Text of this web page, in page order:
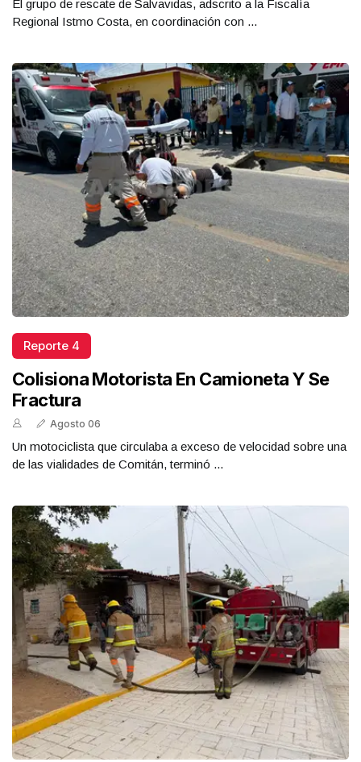
El grupo de rescate de Salvavidas, adscrito a la Fiscalía
Regional Istmo Costa, en coordinación con ...
Reporte 4
Colisiona Motorista En Camioneta Y Se
Fractura
Agosto 06
Un motociclista que circulaba a exceso de velocidad sobre una
de las vialidades de Comitán, terminó ...